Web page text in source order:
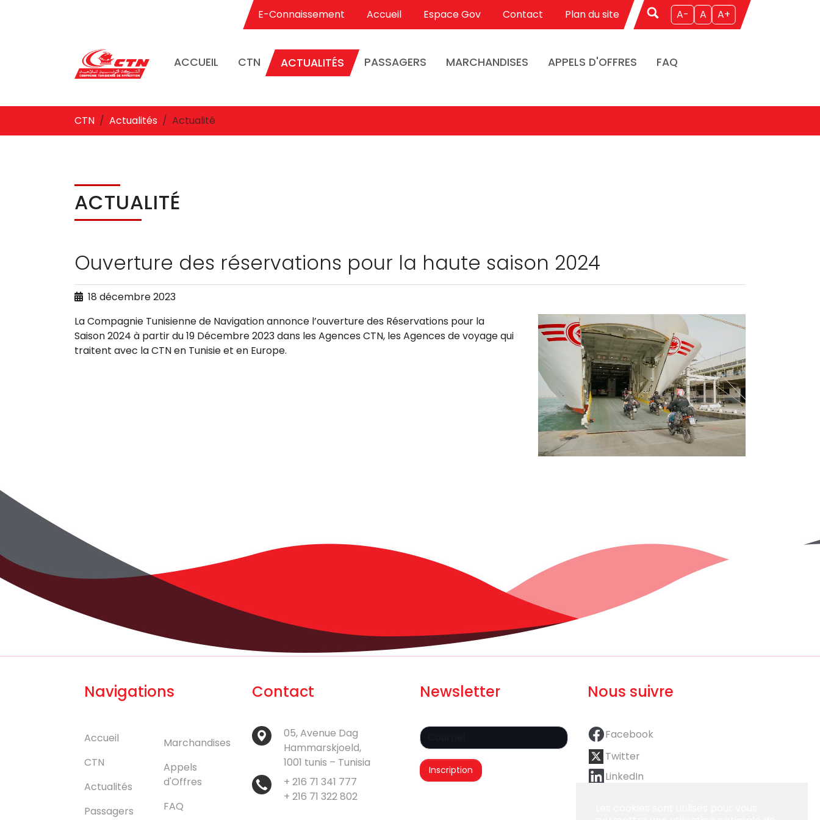
Aller au contenu principal
A- A A+
E-Connaissement Accueil Espace Gov Contact Plan du site
ACCUEIL CTN ACTUALITÉS PASSAGERS MARCHANDISES APPELS D'OFFRES FAQ
Vous êtes ici:
CTN Actualités Actualité
ACTUALITÉ
Ouverture des réservations pour la haute saison 2024
18 décembre 2023
La Compagnie Tunisienne de Navigation annonce l’ouverture des Réservations pour la
Saison 2024 à partir du 19 Décembre 2023 dans les Agences CTN, les Agences de voyage qui
traitent avec la CTN en Tunisie et en Europe.
Navigations
Accueil
CTN
Actualités
Passagers
Marchandises
Appels
d'Offres
FAQ
Contact
05, Avenue Dag
Hammarskjoeld,
1001 tunis – Tunisia
+ 216 71 341 777
+ 216 71 322 802
Newsletter Nous suivre
Facebook
Twitter
LinkedIn